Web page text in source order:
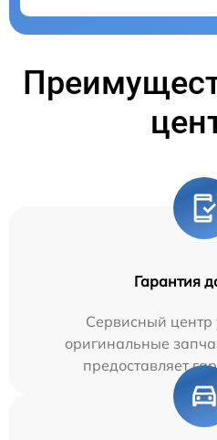
Гарантия
Сервисный центр
оригинальные
предоставляет